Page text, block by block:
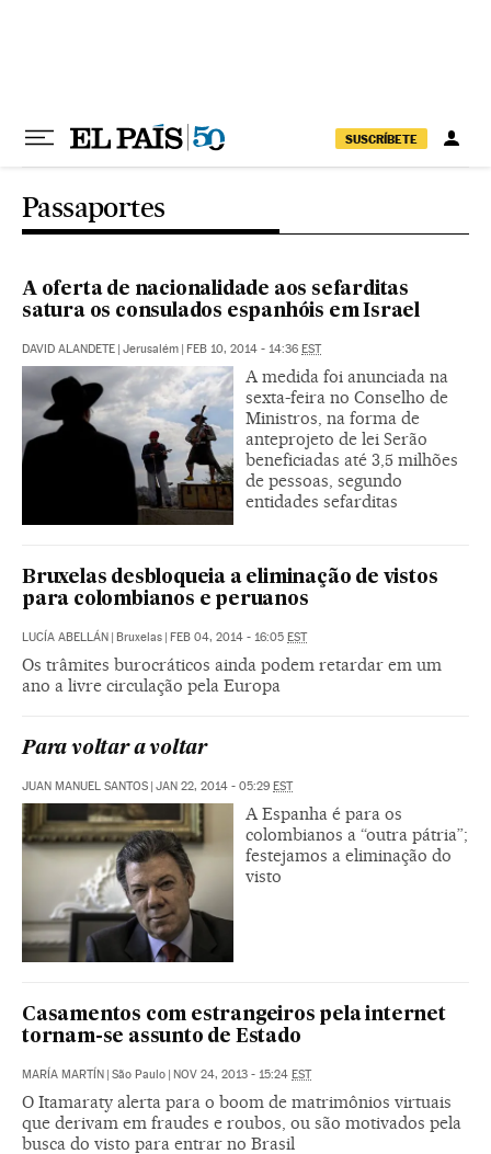
SUSCRÍBETE
Passaportes
A oferta de nacionalidade aos sefarditas
satura os consulados espanhóis em Israel
DAVID ALANDETE | Jerusalém | FEB 10, 2014 - 14:36 EST
A medida foi anunciada na
sexta-feira no Conselho de
Ministros, na forma de
anteprojeto de lei Serão
beneficiadas até 3,5 milhões
de pessoas, segundo
entidades sefarditas
Bruxelas desbloqueia a eliminação de vistos
para colombianos e peruanos
LUCÍA ABELLÁN | Bruxelas | FEB 04, 2014 - 16:05 EST
Os trâmites burocráticos ainda podem retardar em um
ano a livre circulação pela Europa
Para voltar a voltar
JUAN MANUEL SANTOS | JAN 22, 2014 - 05:29 EST
A Espanha é para os
colombianos a “outra pátria”;
festejamos a eliminação do
visto
Casamentos com estrangeiros pela internet
tornam-se assunto de Estado
MARÍA MARTÍN | São Paulo | NOV 24, 2013 - 15:24 EST
O Itamaraty alerta para o boom de matrimônios virtuais
que derivam em fraudes e roubos, ou são motivados pela
busca do visto para entrar no Brasil